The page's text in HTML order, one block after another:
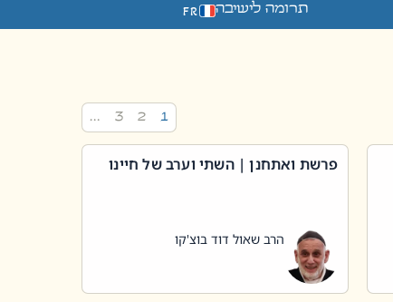
תרומה לישיבה FR
1
2
3
…
פרשת ואתחנן | השתי וערב של חיינו
הרב שאול דוד בוצ'קו